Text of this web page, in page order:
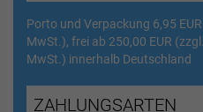
Porto und Verpackung 6,95
MwSt.), frei ab 250,00 EUR
MwSt.) innerhalb Deutschland